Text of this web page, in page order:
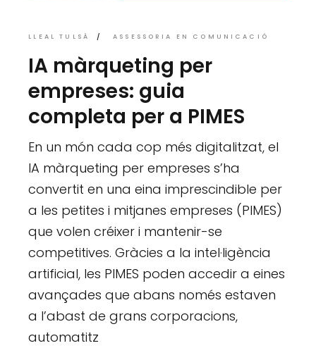
LLEAL TULSÀ ASSESSORIA EN COMUNICACIÓ
IA màrqueting per
empreses: guia
completa per a PIMES
En un món cada cop més digitalitzat, el
IA màrqueting per empreses s’ha
convertit en una eina imprescindible per
a les petites i mitjanes empreses (PIMES)
que volen créixer i mantenir-se
competitives. Gràcies a la intel·ligència
artificial, les PIMES poden accedir a eines
avançades que abans només estaven
a l’abast de grans corporacions,
automatitz